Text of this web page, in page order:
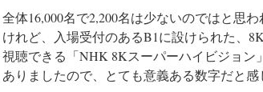
全体16,000名で2,200名は少ないのではと思わ
けれど、入場受付のあるB1に設けられた、
視聴できる「NHK 8Kスーパーハイビジョン
ありましたので、とても意義ある数字だと感